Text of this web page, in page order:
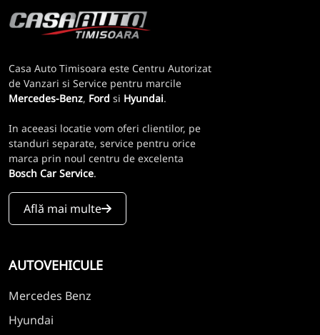
Casa Auto Timisoara este Centru Autorizat
de Vanzari si Service pentru marcile
Mercedes-Benz, Ford si Hyundai.
In aceeasi locatie vom oferi clientilor, pe
standuri separate, service pentru orice
marca prin noul centru de excelenta
Bosch Car Service.
Află mai multe
AUTOVEHICULE
Mercedes Benz
Hyundai